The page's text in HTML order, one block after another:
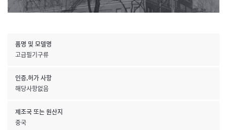
품명 및 모델명
고급필기구류
인증.허가 사항
해당사항없음
제조국 또는 원산지
중국